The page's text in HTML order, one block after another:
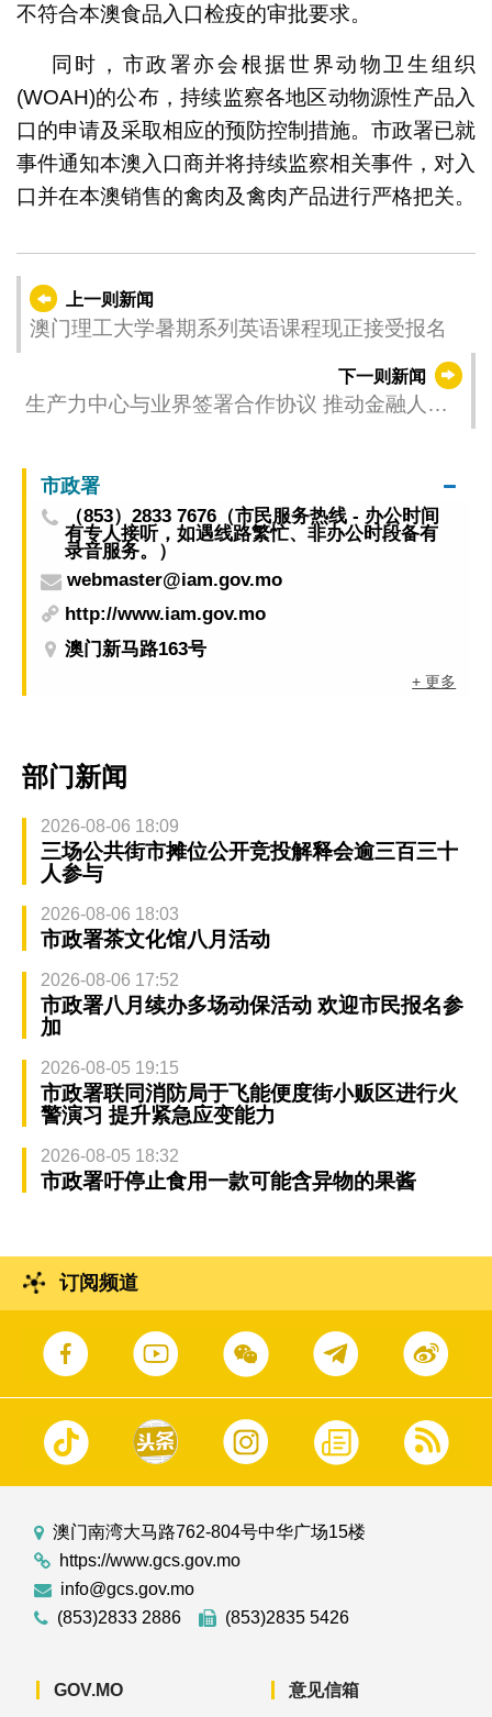
不符合本澳食品入口检疫的审批要求。
同时，市政署亦会根据世界动物卫生组织
(WOAH)的公布，持续监察各地区动物源性产品入
口的申请及采取相应的预防控制措施。市政署已就
事件通知本澳入口商并将持续监察相关事件，对入
口并在本澳销售的禽肉及禽肉产品进行严格把关。
上一则新闻
澳门理工大学暑期系列英语课程现正接受报名
下一则新闻
生产力中心与业界签署合作协议 推动金融人才
市政署
（853）2833 7676（市民服务热线 - 办公时间
有专人接听，如遇线路繁忙、非办公时段备有
录音服务。）
webmaster@iam.gov.mo
http://www.iam.gov.mo
澳门新马路163号
+ 更多
部门新闻
2026-08-06 18:09
三场公共街市摊位公开竞投解释会逾三百三十
人参与
2026-08-06 18:03
市政署茶文化馆八月活动
2026-08-06 17:52
市政署八月续办多场动保活动 欢迎市民报名参
加
2026-08-05 19:15
市政署联同消防局于飞能便度街小贩区进行火
警演习 提升紧急应变能力
2026-08-05 18:32
市政署吁停止食用一款可能含异物的果酱
订阅频道
澳门南湾大马路762-804号中华广场15楼
https://www.gcs.gov.mo
info@gcs.gov.mo
(853)2833 2886
(853)2835 5426
GOV.MO 意见信箱